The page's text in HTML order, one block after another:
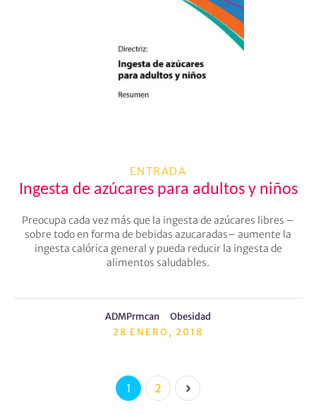
ENTRADA
Ingesta de azúcares para adultos y niños
Preocupa cada vez más que la ingesta de azúcares libres –
sobre todo en forma de bebidas azucaradas– aumente la
ingesta calórica general y pueda reducir la ingesta de
alimentos saludables.
ADMPrmcan
Obesidad
28 ENERO, 2018
1 2